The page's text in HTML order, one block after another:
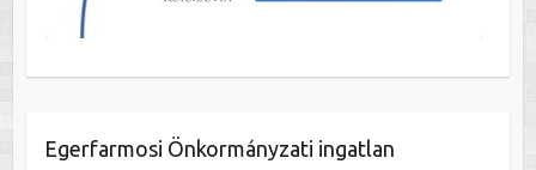
Egerfarmosi Önkormányzati ingatlan